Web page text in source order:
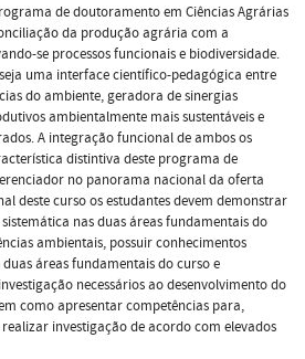
de doutoramento em Ciências Agrárias
da produção agrária com a
se processos funcionais e biodiversidade.
seja uma interface científico-pedagógica entre
do ambiente, geradora de sinergias
ambientalmente mais sustentáveis e
A integração funcional de ambos os
distintiva deste programa de
no panorama nacional da oferta
deste curso os estudantes devem demonstrar
nas duas áreas fundamentais do
ambientais, possuir conhecimentos
áreas fundamentais do curso e
necessários ao desenvolvimento do
como apresentar competências para,
investigação de acordo com elevados